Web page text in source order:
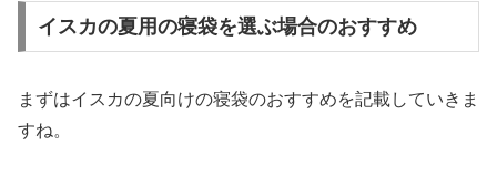
イスカの夏用の寝袋を選ぶ場合のおすすめ
まずはイスカの夏向けの寝袋のおすすめを記載していきま
すね。